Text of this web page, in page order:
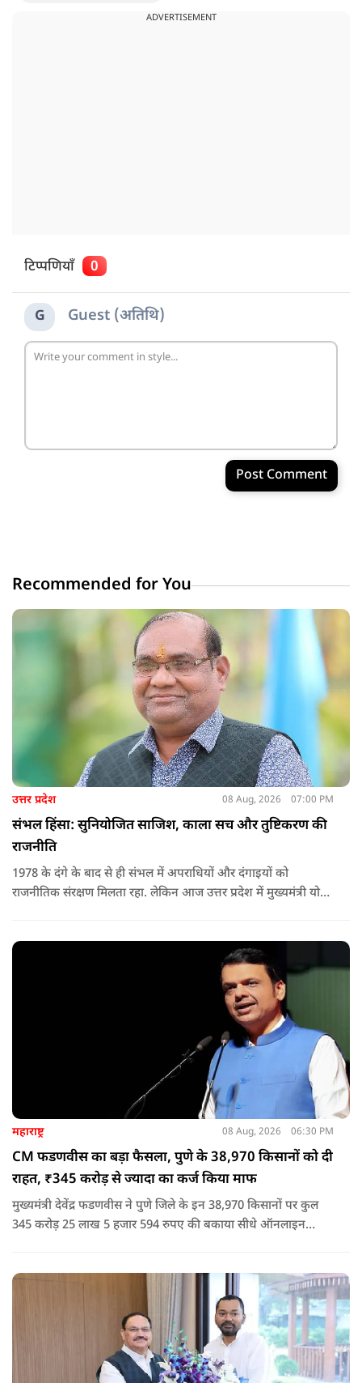
ADVERTISEMENT
टिप्पणियाँ 0
G Guest (अतिथि)
Post Comment
Recommended for You
उत्तर प्रदेश 08 Aug, 2026 07:00 PM
संभल हिंसा: सुनियोजित साजिश, काला सच और तुष्टिकरण की
राजनीति
1978 के दंगे के बाद से ही संभल में अपराधियों और दंगाइयों को
राजनीतिक संरक्षण मिलता रहा. लेकिन आज उत्तर प्रदेश में मुख्यमंत्री योगी
नेता या सांसद क्यों न हो, यदि वह राज्य की शांति और सुरक्षा से खिलवाड़
महाराष्ट्र 08 Aug, 2026 06:30 PM
CM फडणवीस का बड़ा फैसला, पुणे के 38,970 किसानों को दी
राहत, ₹345 करोड़ से ज्यादा का कर्ज किया माफ
मुख्यमंत्री देवेंद्र फडणवीस ने पुणे जिले के इन 38,970 किसानों पर कुल
345 करोड़ 25 लाख 5 हजार 594 रुपए की बकाया सीधे ऑनलाइन